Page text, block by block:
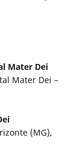
Mater Dei
Mater Dei –
(MG),